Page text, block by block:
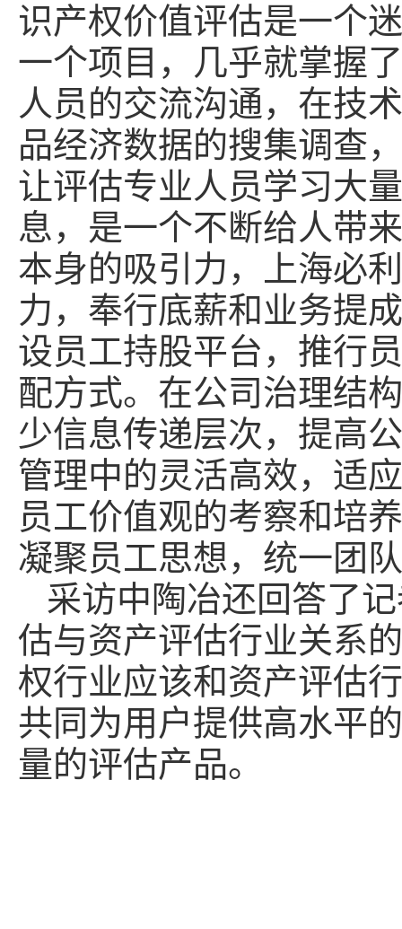
识产权价值评估是一个
一个项目，几乎就掌握
人员的交流沟通，在技
品经济数据的搜集调查
让评估专业人员学习大
息，是一个不断给人带
本身的吸引力，上海必
力，奉行底薪和业务提
设员工持股平台，推行
配方式。在公司治理结
少信息传递层次，提高
管理中的灵活高效，适
员工价值观的考察和培
凝聚员工思想，统一团
采访中陶冶还回答了
估与资产评估行业关系
权行业应该和资产评估
共同为用户提供高水平
量的评估产品。